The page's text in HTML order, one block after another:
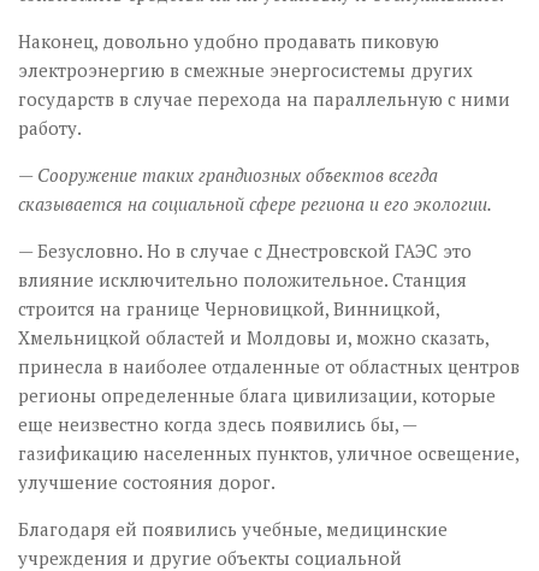
Наконец, довольно удобно продавать пиковую
электроэнергию в смежные энергосистемы других
государств в случае перехода на параллельную с ними
работу.
— Сооружение таких грандиозных объектов всегда
сказывается на социальной сфере региона и его экологии.
— Безусловно. Но в случае с Днестровской ГАЭС это
влияние исключительно положительное. Станция
строится на границе Черновицкой, Винницкой,
Хмельницкой областей и Молдовы и, можно сказать,
принесла в наиболее отдаленные от областных центров
регионы определенные блага цивилизации, которые
еще неизвестно когда здесь появились бы, —
газификацию населенных пунктов, уличное освещение,
улучшение состояния дорог.
Благодаря ей появились учебные, медицинские
учреждения и другие объекты социальной